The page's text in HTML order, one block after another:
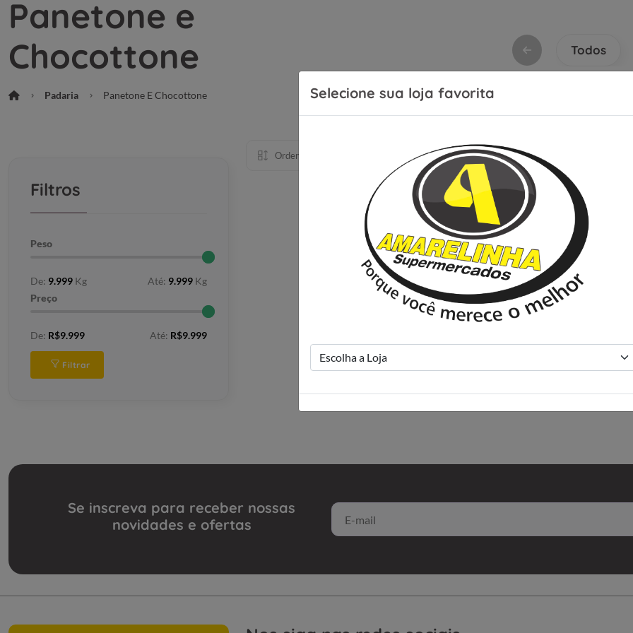
Selecione sua loja favorita
Panetone e
Chocottone
Padaria Panetone E Chocottone
Todos
Filtros
Peso
De: 9.999 Kg Até: 9.999 Kg
Preço
De: R$9.999 Até: R$9.999
Filtrar
Ordenar por:
Se inscreva para receber nossas
novidades e ofertas